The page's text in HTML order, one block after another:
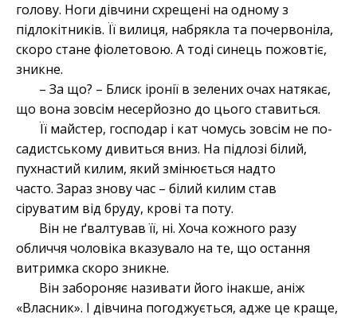
голову. Ноги дівчини схрещені на одному з
підлокітників. Її вилиця, набрякла та почервоніла,
скоро стане фіолетовою. А тоді синець пожовтіє,
зникне.
– За що? – Блиск іронії в зелених очах натякає,
що вона зовсім несерйозно до цього ставиться.
Її майстер, господар і кат чомусь зовсім не по-
садистському дивиться вниз. На підлозі білий,
пухнастий килим, який змінюється надто
часто. Зараз знову час – білий килим став
сіруватим від бруду, крові та поту.
Він не ґвалтував її, ні. Хоча кожного разу
обличчя чоловіка вказувало на те, що остання
витримка скоро зникне.
Він забороняє називати його інакше, аніж
«Власник». І дівчина погоджується, адже це краще,